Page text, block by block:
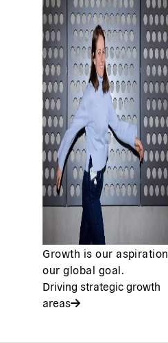
Growth is our aspiration,
our global goal.
Driving strategic growth
areas